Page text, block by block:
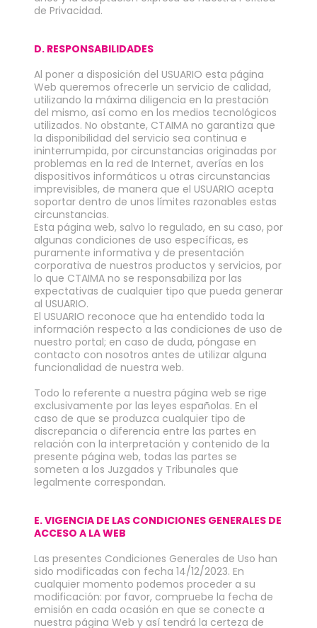
de Privacidad.
D. RESPONSABILIDADES
Al poner a disposición del USUARIO esta página
Web queremos ofrecerle un servicio de calidad,
utilizando la máxima diligencia en la prestación
del mismo, así como en los medios tecnológicos
utilizados. No obstante, CTAIMA no garantiza que
la disponibilidad del servicio sea continua e
ininterrumpida, por circunstancias originadas por
problemas en la red de Internet, averías en los
dispositivos informáticos u otras circunstancias
imprevisibles, de manera que el USUARIO acepta
soportar dentro de unos límites razonables estas
circunstancias.
Esta página web, salvo lo regulado, en su caso, por
algunas condiciones de uso específicas, es
puramente informativa y de presentación
corporativa de nuestros productos y servicios, por
lo que CTAIMA no se responsabiliza por las
expectativas de cualquier tipo que pueda generar
al USUARIO.
El USUARIO reconoce que ha entendido toda la
información respecto a las condiciones de uso de
nuestro portal; en caso de duda, póngase en
contacto con nosotros antes de utilizar alguna
funcionalidad de nuestra web.
Todo lo referente a nuestra página web se rige
exclusivamente por las leyes españolas. En el
caso de que se produzca cualquier tipo de
discrepancia o diferencia entre las partes en
relación con la interpretación y contenido de la
presente página web, todas las partes se
someten a los Juzgados y Tribunales que
legalmente correspondan.
E. VIGENCIA DE LAS CONDICIONES GENERALES DE
ACCESO A LA WEB
Las presentes Condiciones Generales de Uso han
sido modificadas con fecha 14/12/2023. En
cualquier momento podemos proceder a su
modificación: por favor, compruebe la fecha de
emisión en cada ocasión en que se conecte a
nuestra página Web y así tendrá la certeza de